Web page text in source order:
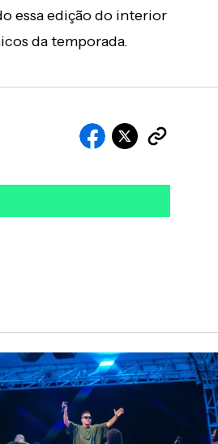
essa edição do interior
da temporada.